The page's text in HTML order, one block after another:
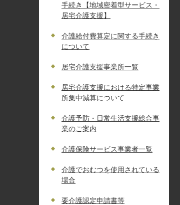
手続き【地域密着型サービス・
居宅介護支援】
介護給付費算定に関する手続き
について
居宅介護支援事業所一覧
居宅介護支援における特定事業
所集中減算について
介護予防・日常生活支援総合事
業のご案内
介護保険サービス事業者一覧
介護でおむつを使用されている
場合
要介護認定申請書等